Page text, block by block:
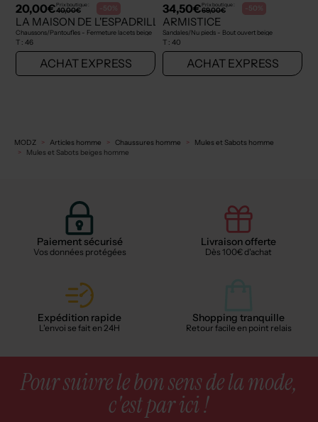
20,00€Prix boutique :
40,00€ -50%
LA MAISON DE L'ESPADRILLE
Chaussons/Pantoufles - Fermeture lacets beige
T : 46
ACHAT EXPRESS
34,50€Prix boutique :
69,00€ -50%
ARMISTICE
Sandales/Nu pieds - Bout ouvert beige
T : 40
ACHAT EXPRESS
MODZ Articles homme Chaussures homme
Mules et Sabots homme
Mules et Sabots beiges homme
Paiement sécurisé
Vos données protégées
Livraison offerte
Dès 100€ d'achat
Expédition rapide
L'envoi se fait en 24H
Shopping tranquille
Retour facile en point relais
Pour suivre le bon sens de la mode,
c'est par ici !